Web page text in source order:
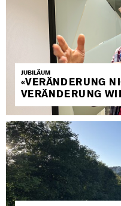
JUBILÄUM
«VERÄNDERUNG
VERÄNDERUNG